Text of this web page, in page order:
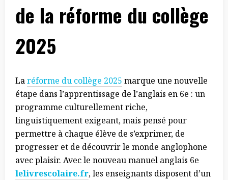
de la réforme du collège
2025
Laréforme du collège 2025 marque une nouvelle
étape dans l’apprentissage de l’anglais en 6e : un
programme culturellement riche,
linguistiquement exigeant, mais pensé pour
permettre à chaque élève de s’exprimer, de
progresser et de découvrir le monde anglophone
avec plaisir. Avec le nouveau manuel anglais 6e
lelivrescolaire.fr, les enseignants disposent d’un